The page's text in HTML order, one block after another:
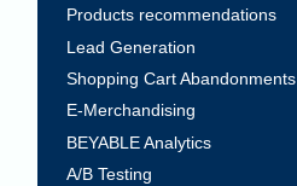
Products recommendations
Lead Generation
Shopping Cart Abandonments
E-Merchandising
BEYABLE Analytics
A/B Testing